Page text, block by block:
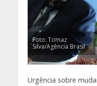
Foto: Tomaz
Silva/Agência Brasil
Urgência sobre